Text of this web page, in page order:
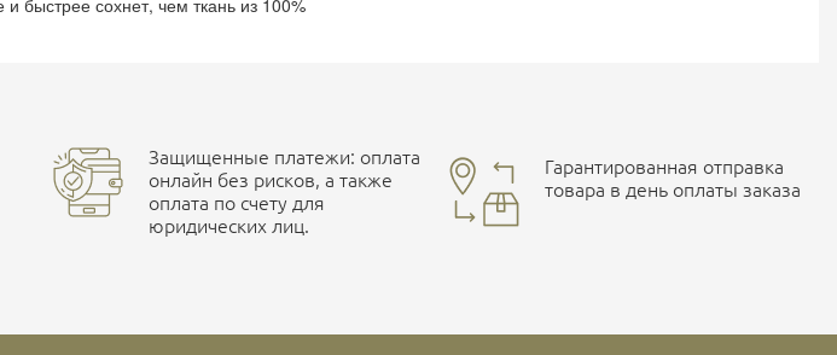
быстрее сохнет, чем ткань из 100%
Защищенные платежи: оплата
онлайн без рисков, а также
оплата по счету для
юридических лиц.
Гарантированная отправка
товара в день оплаты заказа